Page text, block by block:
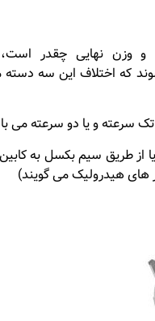
و وزن نهایی چقدر
که اختلاف این سه دسته
سرعته و یا دو سرعته می
یا از طریق سیم بکسل به
های هیدرولیک می گویند)